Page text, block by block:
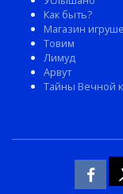
Как быть?
Магазин
Товим
Лимуд
Арвут
Тайны Вечной